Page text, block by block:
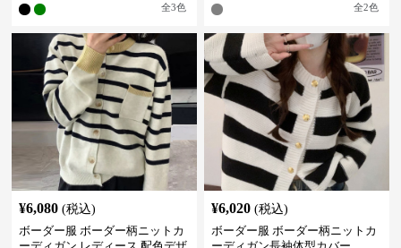
全3色 全2色
¥6,080 (税込)
ボーダー服 ボーダー柄ニットカ
¥6,020 (税込)
ボーダー服 ボーダー柄ニットカ